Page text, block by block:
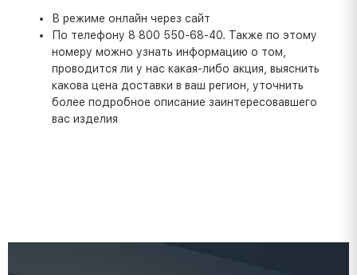
В режиме онлайн через сайт
По телефону 8 800 550-68-40. Также по этому
номеру можно узнать информацию о том,
проводится ли у нас какая-либо акция, выяснить
какова цена доставки в ваш регион, уточнить
более подробное описание заинтересовавшего
вас изделия